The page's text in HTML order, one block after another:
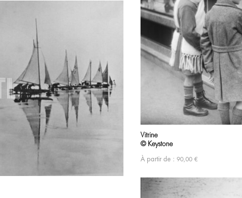
Vitrine
© Keystone
À partir de : 90,00 €